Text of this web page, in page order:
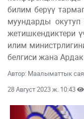
билим берүү
муундарды окутуп
жетишкендиктери
илим
белгиси жана
Автор: Маалыматтык
28 Август 2023 ж. 10:43